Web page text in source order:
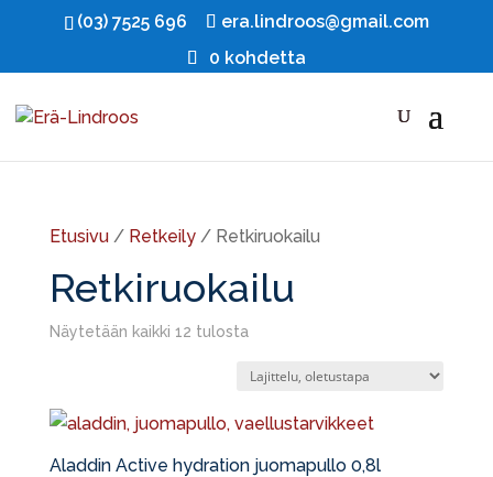
(03) 7525 696
era.lindroos@gmail.com
0 kohdetta
Etusivu/ Retkeily/ Retkiruokailu
Retkiruokailu
Näytetään kaikki 12 tulosta
Aladdin Active hydration juomapullo 0,8l